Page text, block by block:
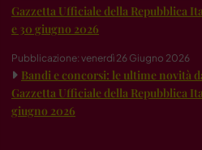
Gazzetta Ufficiale della Repubblica
e 30 giugno 2026
Pubblicazione: venerdì 26 Giugno 2026
Bandi e concorsi: le ultime novità
Gazzetta Ufficiale della Repubblica
giugno 2026